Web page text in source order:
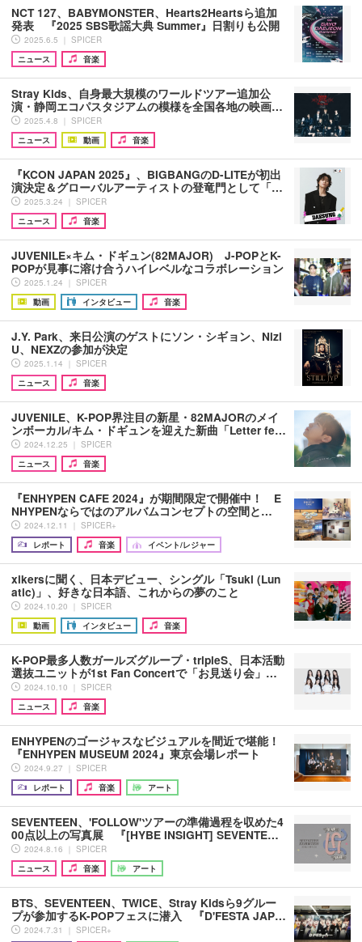
NCT 127、BABYMONSTER、Hearts2Heartsら追加
発表 『2025 SBS歌謡大典 Summer』日割りも公開
2025.6.5 ｜ SPICER
ニュース
音楽
Stray Kids、自身最大規模のワールドツアー追加公
演・静岡エコパスタジアムの模様を全国各地の映画…
2025.4.8 ｜ SPICER
ニュース
動画 音楽
『KCON JAPAN 2025』、BIGBANGのD-LITEが初出
演決定＆グローバルアーティストの登竜門として「…
2025.3.24 ｜ SPICER
ニュース
音楽
JUVENILE×キム・ドギュン(82MAJOR) J-POPとK-
POPが見事に溶け合うハイレベルなコラボレーション
2025.1.24 ｜ SPICER
動画
インタビュー 音楽
J.Y. Park、来日公演のゲストにソン・シギョン、Nizi
U、NEXZの参加が決定
2025.1.14 ｜ SPICER
ニュース
音楽
JUVENILE、K-POP界注目の新星・82MAJORのメイ
ンボーカル/キム・ドギュンを迎えた新曲「Letter fe…
2024.12.25 ｜ SPICER
ニュース
音楽
『ENHYPEN CAFE 2024』が期間限定で開催中！ E
NHYPENならではのアルバムコンセプトの空間と…
2024.12.11 ｜ SPICER+
レポート
音楽 イベント/レジャー
xikersに聞く、日本デビュー、シングル「Tsuki (Lun
atic)」、好きな日本語、これからの夢のこと
2024.10.20 ｜ SPICER
動画
インタビュー 音楽
K-POP最多人数ガールズグループ・tripleS、日本活動
選抜ユニットが1st Fan Concertで「お見送り会」…
2024.10.10 ｜ SPICER
ニュース
音楽
ENHYPENのゴージャスなビジュアルを間近で堪能！
『ENHYPEN MUSEUM 2024』東京会場レポート
2024.9.27 ｜ SPICER
レポート
音楽 アート
SEVENTEEN、'FOLLOW'ツアーの準備過程を収めた4
00点以上の写真展 『[HYBE INSIGHT] SEVENTE…
2024.8.16 ｜ SPICER
ニュース
音楽 アート
BTS、SEVENTEEN、TWICE、Stray Kidsら9グルー
プが参加するK-POPフェスに潜入 『D'FESTA JAP…
2024.7.31 ｜ SPICER+